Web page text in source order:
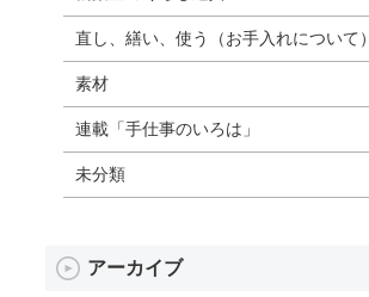
直し、繕い、使う（お手入れについて）
素材
連載「手仕事のいろは」
未分類
アーカイブ